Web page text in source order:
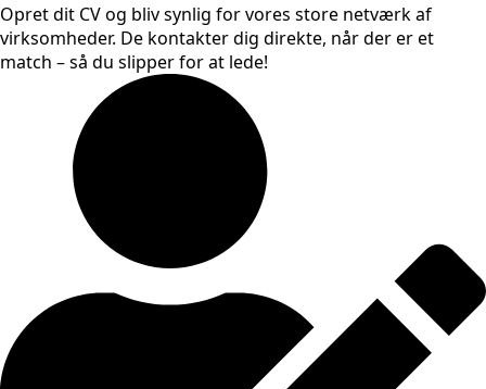
Opret dit CV og bliv synlig for vores store netværk af
virksomheder. De kontakter dig direkte, når der er et
match – så du slipper for at lede!